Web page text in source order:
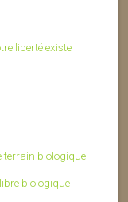
liberté existe
terrain biologique
biologique